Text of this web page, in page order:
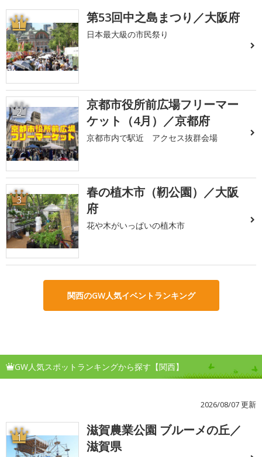
1 第53回中之島まつり／大阪府
日本最大級の市民祭り
2
京都市役所前広場フリーマー
ケット（4月）／京都府
京都市内で駅近 アクセス抜群会場
3
春の植木市（靭公園）／大阪
府
花や木がいっぱいの植木市
関西のGW人気イベントランキング
GW人気スポットランキングから探す【関西】
2026/08/07 更新
1
滋賀農業公園 ブルーメの丘／
滋賀県